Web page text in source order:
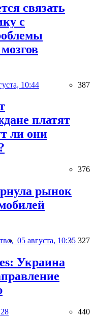
связать
с
10:44 387
платят
ли они
376
рынок
05 августа, 10:35 327
Украина
440